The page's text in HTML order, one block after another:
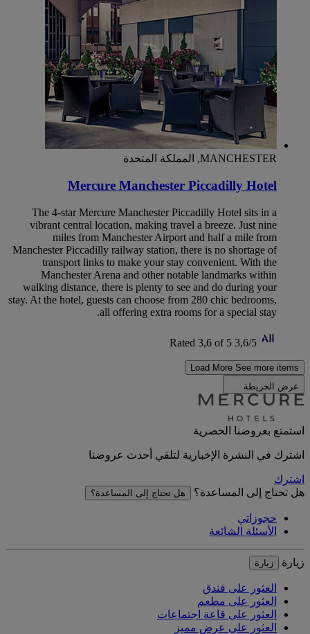
MANCHESTER, المملكة المتحدة
Mercure Manchester Piccadilly Hotel
The 4-star Mercure Manchester Piccadilly Hotel sits in a
vibrant central location, making travel a breeze. Just nine
miles from Manchester Airport and half a mile from
Manchester Piccadilly railway station, there is no shortage of
transport links to make your stay convenient. With the
Manchester Arena and other notable landmarks within
walking distance, there is plenty to see and do during your
stay. At the hotel, guests can choose from 280 chic bedrooms,
all offering extra rooms for a special stay.
3,6/5
Rated 3,6 of 5
Load More See more items
عرض الخريطة
استمتع بعروضنا الحصرية
اشترك في النشرة الإخبارية لتلقي أحدث عروضنا
اشترك
هل تحتاج إلى المساعدة؟
هل تحتاج إلى المساعدة؟
حجوزاتي
الأسئلة الشائعة
زيارة زيارة
العثور على فندق
العثور على مطعم
العثور على قاعة اجتماعات
العثور على عرض مميز